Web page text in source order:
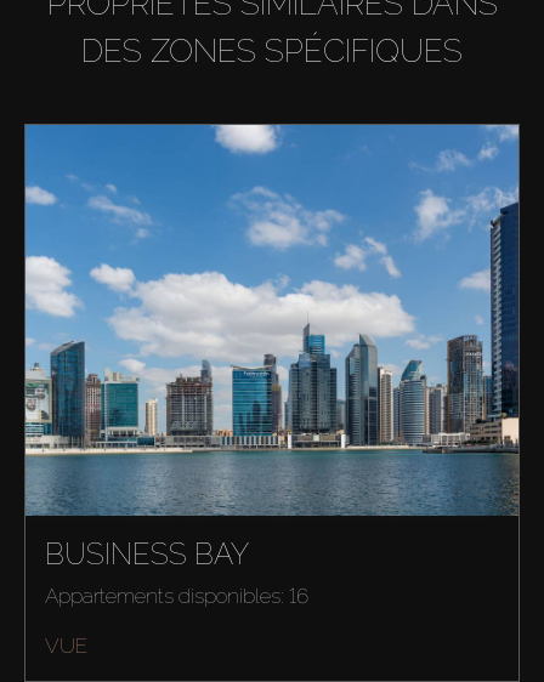
DES ZONES SPÉCIFIQUES
BUSINESS BAY
Appartements disponibles: 16
VUE